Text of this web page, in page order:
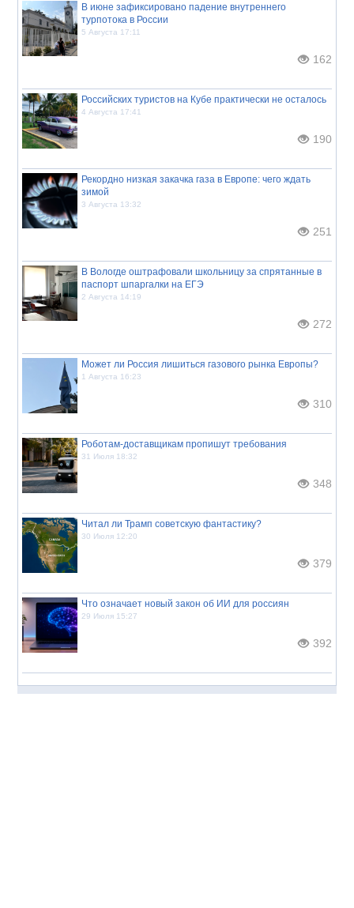
В июне зафиксировано падение внутреннего
турпотока в России
5 Августа 17:11
162
Российских туристов на Кубе практически не осталось
4 Августа 17:41
190
Рекордно низкая закачка газа в Европе: чего ждать
зимой
3 Августа 13:32
251
В Вологде оштрафовали школьницу за спрятанные в
паспорт шпаргалки на ЕГЭ
2 Августа 14:19
272
Может ли Россия лишиться газового рынка Европы?
1 Августа 16:23
310
Роботам-доставщикам пропишут требования
31 Июля 18:32
348
Читал ли Трамп советскую фантастику?
30 Июля 12:20
379
Что означает новый закон об ИИ для россиян
29 Июля 15:27
392